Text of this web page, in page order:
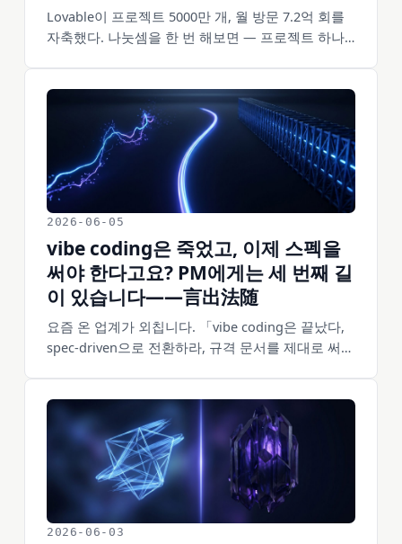
Lovable이 프로젝트 5000만 개, 월 방문 7.2억 회를
자축했다. 나눗셈을 한 번 해보면 — 프로젝트 하나
렸을 뿐이다. 쓰레기는 만들지 못해서 생기는 게 아
니다. 애초에 만들지 말았어야 해서 생긴다.
2026-06-05
vibe coding은 죽었고, 이제 스펙을
써야 한다고요? PM에게는 세 번째 길
이 있습니다——言出法随
요즘 온 업계가 외칩니다. 「vibe coding은 끝났다,
spec-driven으로 전환하라, 규격 문서를 제대로 써
로 되찾아오는 것과 같습니다. 「막연하게 짜기」와
「스펙 쓰기」 사이에서 하나를 골라야 하는 게 아닙
니다——세 번째 길이 있습니다: 言出法随.
2026-06-03